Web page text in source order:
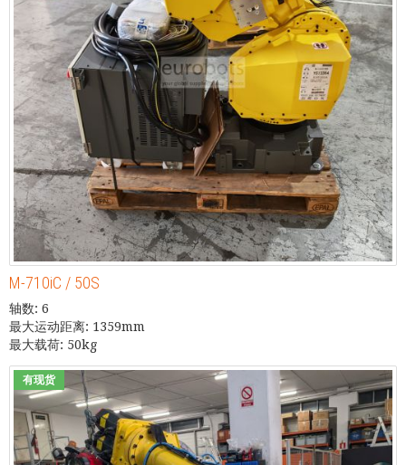
M-710iC / 50S
轴数: 6
最大运动距离: 1359mm
最大载荷: 50kg
有现货